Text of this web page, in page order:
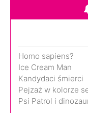
Homo sapiens?
Ice Cream Man
Kandydaci śmierci
Pejzaż w kolorze
Psi Patrol i